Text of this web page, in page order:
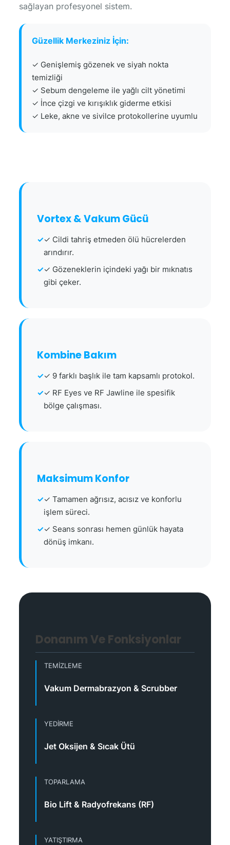
sağlayan profesyonel sistem.
Güzellik Merkeziniz İçin:
✓ Genişlemiş gözenek ve siyah nokta
temizliği
✓ Sebum dengeleme ile yağlı cilt yönetimi
✓ İnce çizgi ve kırışıklık giderme etkisi
✓ Leke, akne ve sivilce protokollerine uyumlu
Vortex & Vakum Gücü
✓ Cildi tahriş etmeden ölü hücrelerden
arındırır.
✓ Gözeneklerin içindeki yağı bir mıknatıs
gibi çeker.
Kombine Bakım
✓ 9 farklı başlık ile tam kapsamlı protokol.
✓ RF Eyes ve RF Jawline ile spesifik
bölge çalışması.
Maksimum Konfor
✓ Tamamen ağrısız, acısız ve konforlu
işlem süreci.
✓ Seans sonrası hemen günlük hayata
dönüş imkanı.
Donanım Ve Fonksiyonlar
TEMIZLEME
Vakum Dermabrazyon & Scrubber
YEDIRME
Jet Oksijen & Sıcak Ütü
TOPARLAMA
Bio Lift & Radyofrekans (RF)
YATIŞTIRMA